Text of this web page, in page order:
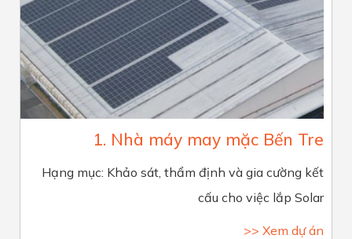
1. Nhà máy may mặc Bến Tre
Hạng mục: Khảo sát, thẩm định và gia cường kết
cấu cho việc lắp Solar
>> Xem dự án